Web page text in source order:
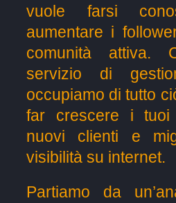
vuole farsi
aumentare i
comunità attiva.
servizio di
occupiamo di tutto
far crescere i tuoi
nuovi clienti e
visibilità su internet.
Partiamo da